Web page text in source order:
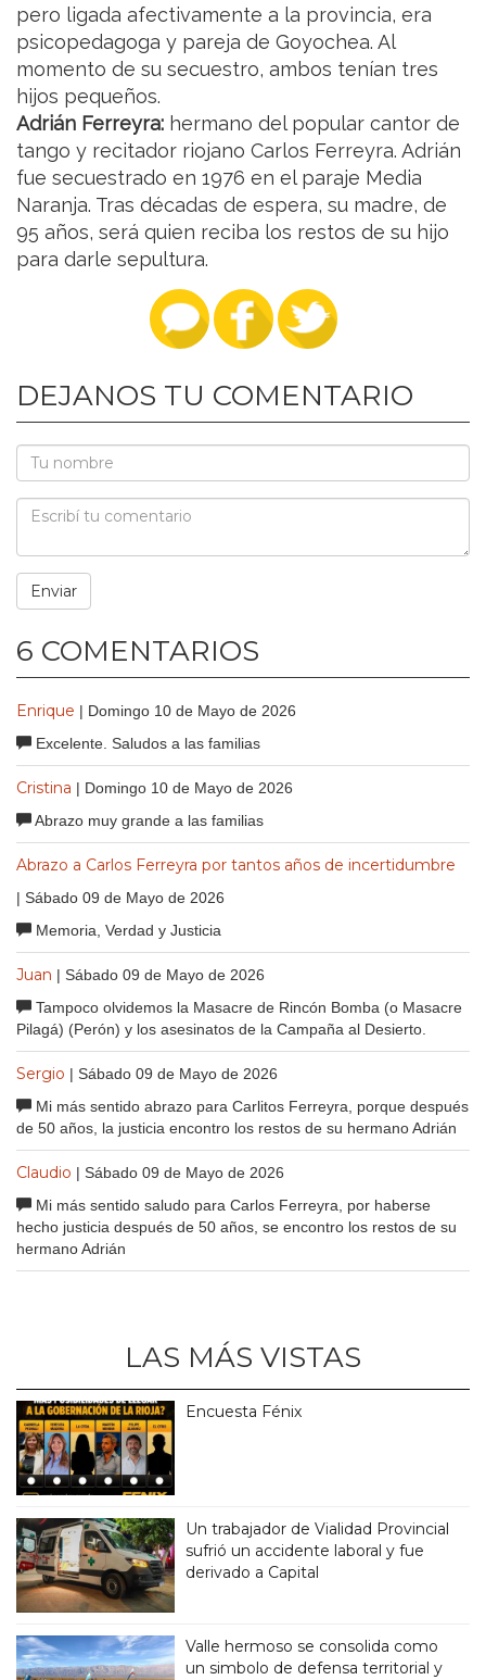
pero ligada afectivamente a la provincia, era
psicopedagoga y pareja de Goyochea. Al
momento de su secuestro, ambos tenían tres
hijos pequeños.
Adrián Ferreyra: hermano del popular cantor de
tango y recitador riojano Carlos Ferreyra. Adrián
fue secuestrado en 1976 en el paraje Media
Naranja. Tras décadas de espera, su madre, de
95 años, será quien reciba los restos de su hijo
para darle sepultura.
DEJANOS TU COMENTARIO
6 COMENTARIOS
Enrique | Domingo 10 de Mayo de 2026
Excelente. Saludos a las familias
Cristina | Domingo 10 de Mayo de 2026
Abrazo muy grande a las familias
Abrazo a Carlos Ferreyra por tantos años de incertidumbre
| Sábado 09 de Mayo de 2026
Memoria, Verdad y Justicia
Juan | Sábado 09 de Mayo de 2026
Tampoco olvidemos la Masacre de Rincón Bomba (o Masacre
Pilagá) (Perón) y los asesinatos de la Campaña al Desierto.
Sergio | Sábado 09 de Mayo de 2026
Mi más sentido abrazo para Carlitos Ferreyra, porque después
de 50 años, la justicia encontro los restos de su hermano Adrián
Claudio | Sábado 09 de Mayo de 2026
Mi más sentido saludo para Carlos Ferreyra, por haberse
hecho justicia después de 50 años, se encontro los restos de su
hermano Adrián
LAS MÁS VISTAS
Encuesta Fénix
Un trabajador de Vialidad Provincial
sufrió un accidente laboral y fue
derivado a Capital
Valle hermoso se consolida como
un simbolo de defensa territorial y